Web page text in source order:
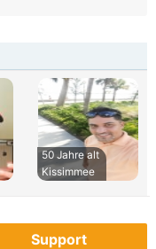
50 Jahre alt
Kissimmee
Support